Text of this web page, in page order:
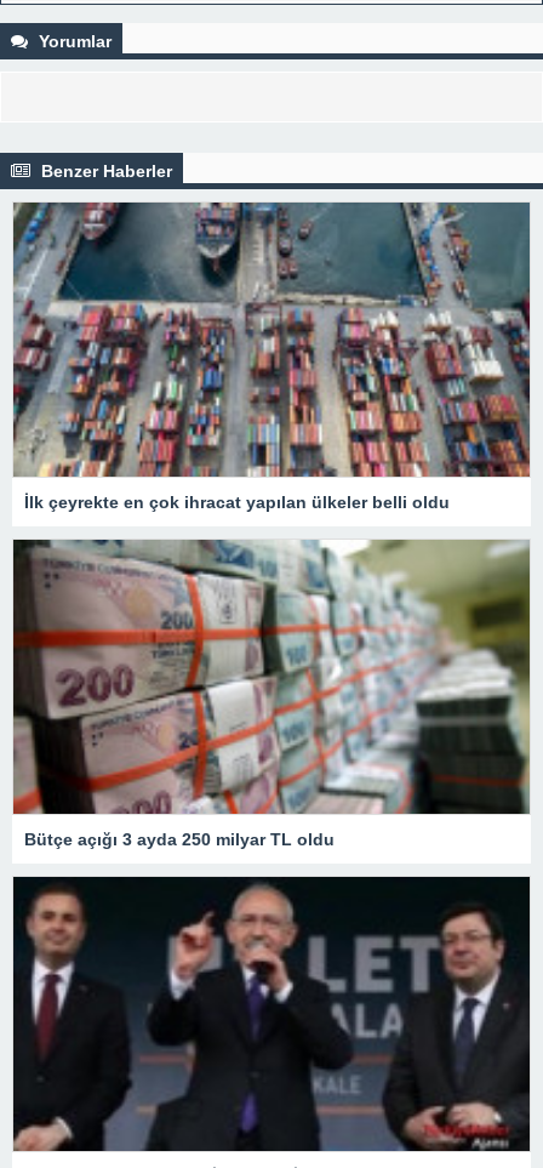
Yorumlar
Benzer Haberler
İlk çeyrekte en çok ihracat yapılan ülkeler belli oldu
Bütçe açığı 3 ayda 250 milyar TL oldu